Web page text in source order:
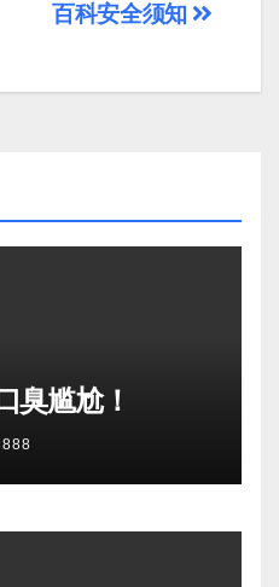
百科安全须知
臭尴尬！